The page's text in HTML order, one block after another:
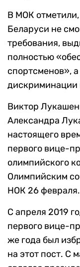
В МОК
Беларуси не
требования,
полностью
спортсменов»,
дискриминации
Виктор
Александра
настоящего
первого вице-
олимпийского
Олимпийским
НОК 26 февраля.
С апреля 2019
первого вице-
же года был
на этот пост. C